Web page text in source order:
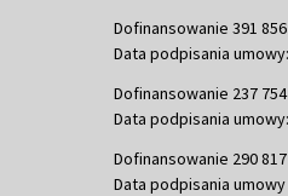
Dofinansowanie 391 856
Data podpisania umowy:
Dofinansowanie 237 754
Data podpisania umowy:
Dofinansowanie 290 817
Data podpisania